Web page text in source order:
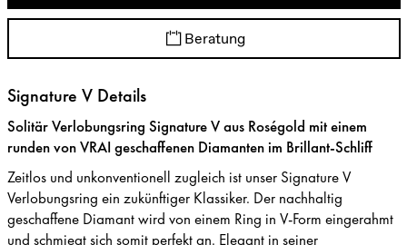
Beratung
Signature V Details
Solitär Verlobungsring Signature V aus Roségold mit einem
runden von VRAI geschaffenen Diamanten im Brillant-Schliff
Zeitlos und unkonventionell zugleich ist unser Signature V
Verlobungsring ein zukünftiger Klassiker. Der nachhaltig
geschaffene Diamant wird von einem Ring in V-Form eingerahmt
und schmiegt sich somit perfekt an. Elegant in seiner